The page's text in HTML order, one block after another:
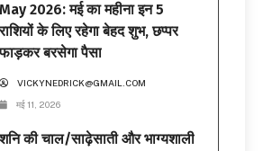
May 2026: मई का महीना इन 5
राशियों के लिए रहेगा बेहद शुभ, छप्पर
फाड़कर बरसेगा पैसा
VICKYNEDRICK@GMAIL.COM
मई 11, 2026
शनि की चाल/साढ़ेसाती और भाग्यशाली